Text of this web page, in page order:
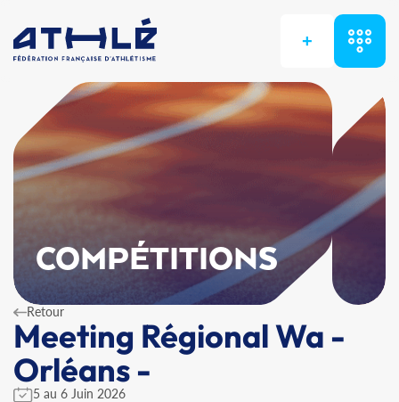
+
COMPÉTITIONS
Retour
Meeting Régional Wa -
Orléans -
5 au 6 Juin 2026